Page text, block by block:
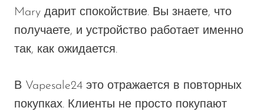
Mary дарит спокойствие. Вы знаете, что
получаете, и устройство работает именно
так, как ожидается.
В Vapesale24 это отражается в повторных
покупках. Клиенты не просто покупают